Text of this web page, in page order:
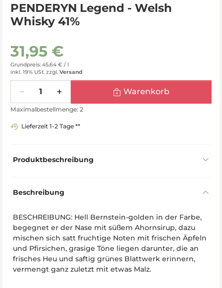
PENDERYN Legend - Welsh
Whisky 41%
31,95 €
Grundpreis: 45,64 € / l
inkl. 19% USt. zzgl. Versand
Warenkorb
Maximalbestellmenge: 2
Lieferzeit 1-2 Tage **
Produktbeschreibung
Beschreibung
BESCHREIBUNG: Hell Bernstein-golden in der Farbe,
begegnet er der Nase mit süßem Ahornsirup, dazu
mischen sich satt fruchtige Noten mit frischen Äpfeln
und Pfirsichen, grasige Töne liegen darunter, die an
frisches Heu und saftig grünes Blattwerk erinnern,
vermengt ganz zuletzt mit etwas Malz.